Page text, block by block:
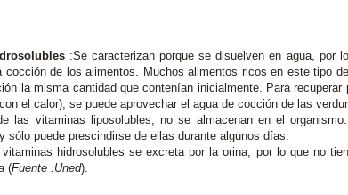
:Se caracterizan porque se disuelven en agua, por
cocción de los alimentos. Muchos alimentos ricos en este tipo
la misma cantidad que contenían inicialmente. Para
el calor), se puede aprovechar el agua de cocción de las
las vitaminas liposolubles, no se almacenan en el
sólo puede prescindirse de ellas durante algunos días.
hidrosolubles se excreta por la orina, por lo que no
(Fuente :Uned).